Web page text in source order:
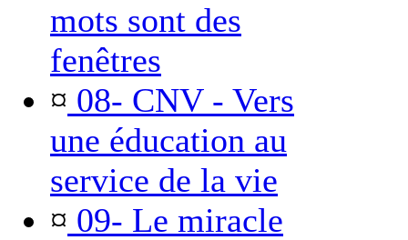
mots sont des
fenêtres
¤ 08- CNV - Vers
une éducation au
service de la vie
¤ 09- Le miracle